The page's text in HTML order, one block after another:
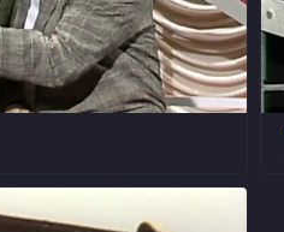
象。如果有朝一天，大家
一件可喜的事吗？肥妈与